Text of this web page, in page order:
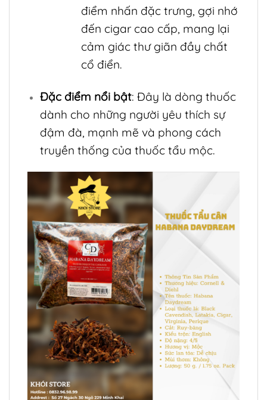
điểm nhấn đặc trưng, gợi nhớ
đến cigar cao cấp, mang lại
cảm giác thư giãn đầy chất
cổ điển.
Đặc điểm nổi bật: Đây là dòng thuốc
dành cho những người yêu thích sự
đậm đà, mạnh mẽ và phong cách
truyền thống của thuốc tẩu mộc.